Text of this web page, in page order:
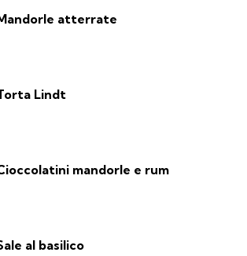
atterrate
Lindt
mandorle e rum
al basilico